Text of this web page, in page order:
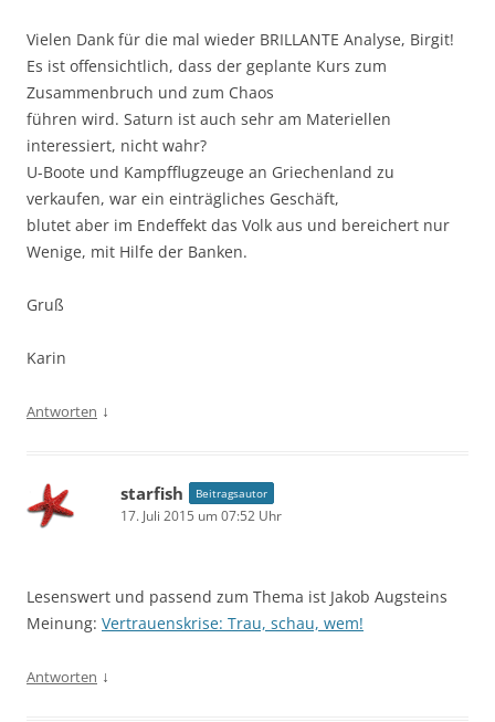
Vielen Dank für die mal wieder BRILLANTE Analyse, Birgit!
Es ist offensichtlich, dass der geplante Kurs zum
Zusammenbruch und zum Chaos
führen wird. Saturn ist auch sehr am Materiellen
interessiert, nicht wahr?
U-Boote und Kampfflugzeuge an Griechenland zu
verkaufen, war ein einträgliches Geschäft,
blutet aber im Endeffekt das Volk aus und bereichert nur
Wenige, mit Hilfe der Banken.
Gruß
Karin
Antworten ↓
starfish Beitragsautor
17. Juli 2015 um 07:52 Uhr
Lesenswert und passend zum Thema ist Jakob Augsteins
Meinung: Vertrauenskrise: Trau, schau, wem!
Antworten ↓